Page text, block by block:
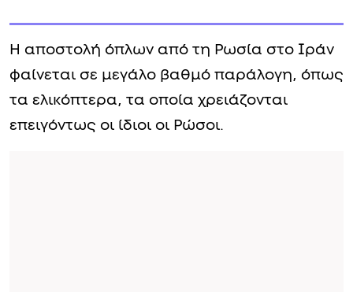
Η αποστολή όπλων από τη Ρωσία στο Ιράν
φαίνεται σε μεγάλο βαθμό παράλογη, όπως
τα ελικόπτερα, τα οποία χρειάζονται
επειγόντως οι ίδιοι οι Ρώσοι.